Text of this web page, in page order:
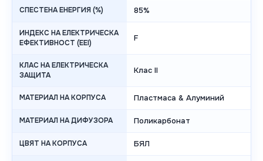
СПЕСТЕНА ЕНЕРГИЯ (%) 85%
ИНДЕКС НА ЕЛЕКТРИЧЕСКА
ЕФЕКТИВНОСТ (EEI)
F
КЛАС НА ЕЛЕКТРИЧЕСКА
ЗАЩИТА
Клас II
МАТЕРИАЛ НА КОРПУСА Пластмаса & Алуминий
МАТЕРИАЛ НА ДИФУЗОРА Поликарбонат
ЦВЯТ НА КОРПУСА БЯЛ